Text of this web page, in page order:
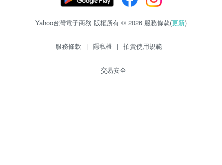
Yahoo台灣電子商務 版權所有 © 2026 服務條款(更新)
服務條款 | 隱私權 | 拍賣使用規範
交易安全